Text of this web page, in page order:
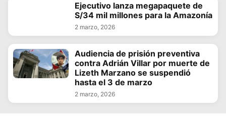
Ejecutivo lanza megapaquete de
S/34 mil millones para la Amazonía
2 marzo, 2026
Audiencia de prisión preventiva
contra Adrián Villar por muerte de
Lizeth Marzano se suspendió
hasta el 3 de marzo
2 marzo, 2026